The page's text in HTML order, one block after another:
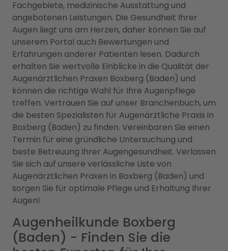
Fachgebiete, medizinische Ausstattung und
angebotenen Leistungen. Die Gesundheit Ihrer
Augen liegt uns am Herzen, daher können Sie auf
unserem Portal auch Bewertungen und
Erfahrungen anderer Patienten lesen. Dadurch
erhalten Sie wertvolle Einblicke in die Qualität der
Augenärztlichen Praxen Boxberg (Baden) und
können die richtige Wahl für Ihre Augenpflege
treffen. Vertrauen Sie auf unser Branchenbuch, um
die besten Spezialisten für Augenärztliche Praxis in
Boxberg (Baden) zu finden. Vereinbaren Sie einen
Termin für eine gründliche Untersuchung und
beste Betreuung Ihrer Augengesundheit. Verlassen
Sie sich auf unsere verlässliche Liste von
Augenärztlichen Praxen in Boxberg (Baden) und
sorgen Sie für optimale Pflege und Erhaltung Ihrer
Augen!
Augenheilkunde Boxberg
(Baden) - Finden Sie die